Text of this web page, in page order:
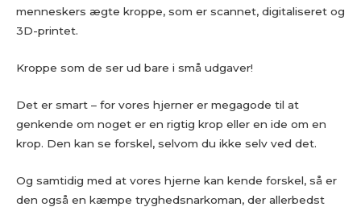
menneskers ægte kroppe, som er scannet, digitaliseret og
3D-printet.
Kroppe som de ser ud bare i små udgaver!
Det er smart – for vores hjerner er megagode til at
genkende om noget er en rigtig krop eller en ide om en
krop. Den kan se forskel, selvom du ikke selv ved det.
Og samtidig med at vores hjerne kan kende forskel, så er
den også en kæmpe tryghedsnarkoman, der allerbedst